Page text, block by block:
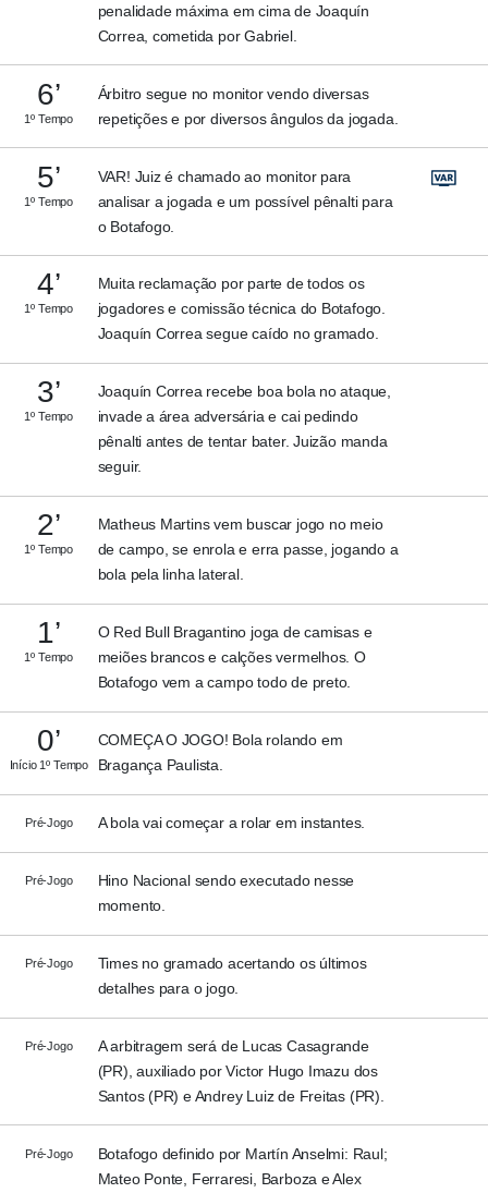
penalidade máxima em cima de Joaquín
Correa, cometida por Gabriel.
6’
1º Tempo
Árbitro segue no monitor vendo diversas
repetições e por diversos ângulos da jogada.
5’
1º Tempo
VAR! Juiz é chamado ao monitor para
analisar a jogada e um possível pênalti para
o Botafogo.
4’
1º Tempo
Muita reclamação por parte de todos os
jogadores e comissão técnica do Botafogo.
Joaquín Correa segue caído no gramado.
3’
1º Tempo
Joaquín Correa recebe boa bola no ataque,
invade a área adversária e cai pedindo
pênalti antes de tentar bater. Juizão manda
seguir.
2’
1º Tempo
Matheus Martins vem buscar jogo no meio
de campo, se enrola e erra passe, jogando a
bola pela linha lateral.
1’
1º Tempo
O Red Bull Bragantino joga de camisas e
meiões brancos e calções vermelhos. O
Botafogo vem a campo todo de preto.
0’
Início 1º Tempo
COMEÇA O JOGO! Bola rolando em
Bragança Paulista.
Pré-Jogo A bola vai começar a rolar em instantes.
Pré-Jogo
Hino Nacional sendo executado nesse
momento.
Pré-Jogo
Times no gramado acertando os últimos
detalhes para o jogo.
Pré-Jogo
A arbitragem será de Lucas Casagrande
(PR), auxiliado por Victor Hugo Imazu dos
Santos (PR) e Andrey Luiz de Freitas (PR).
Pré-Jogo
Botafogo definido por Martín Anselmi: Raul;
Mateo Ponte, Ferraresi, Barboza e Alex